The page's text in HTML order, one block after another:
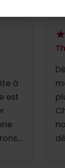
à
est